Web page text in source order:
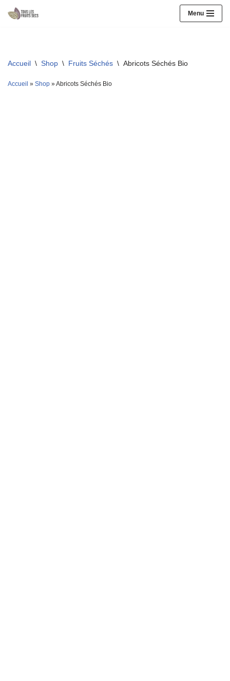
Menu
Accueil \ Shop \ Fruits Séchés \ Abricots Séchés Bio
Accueil » Shop »Abricots Séchés Bio